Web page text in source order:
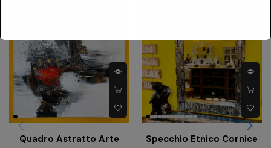
Quadro Astratto Arte
Specchio Etnico Cornice